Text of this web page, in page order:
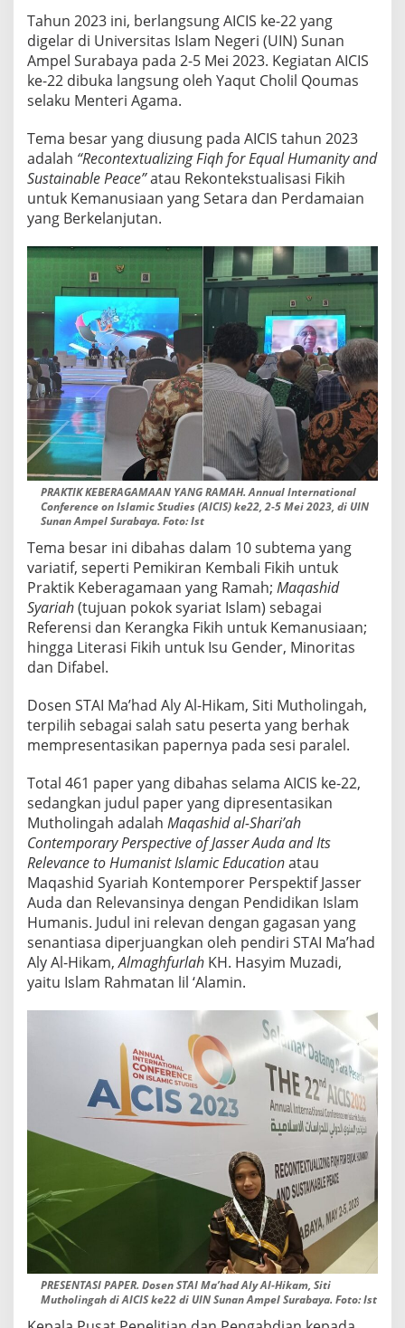
S
A
N
E
N
I
D
K
A
U
A
N
I
S
D
A
L
A
M
A
I
C
I
S
K
E
-
2
2
D
I
U
N
A
N
P
E
L
S
U
R
A
B
A
Y
A
Tahun 2023 ini, berlangsung AICIS ke-22 yang
digelar di Universitas Islam Negeri (UIN) Sunan
Ampel Surabaya pada 2-5 Mei 2023. Kegiatan AICIS
ke-22 dibuka langsung oleh Yaqut Cholil Qoumas
selaku Menteri Agama.
Tema besar yang diusung pada AICIS tahun 2023
adalah “Recontextualizing Fiqh for Equal Humanity and
Sustainable Peace”atau Rekontekstualisasi Fikih
untuk Kemanusiaan yang Setara dan Perdamaian
yang Berkelanjutan.
PRAKTIK KEBERAGAMAAN YANG RAMAH. Annual International
Conference on Islamic Studies (AICIS) ke22, 2-5 Mei 2023, di UIN
Sunan Ampel Surabaya. Foto: Ist
Tema besar ini dibahas dalam 10 subtema yang
variatif, seperti Pemikiran Kembali Fikih untuk
Praktik Keberagamaan yang Ramah; Maqashid
Syariah(tujuan pokok syariat Islam) sebagai
Referensi dan Kerangka Fikih untuk Kemanusiaan;
hingga Literasi Fikih untuk Isu Gender, Minoritas
dan Difabel.
Dosen STAI Ma’had Aly Al-Hikam, Siti Mutholingah,
terpilih sebagai salah satu peserta yang berhak
mempresentasikan papernya pada sesi paralel.
Total 461 paper yang dibahas selama AICIS ke-22,
sedangkan judul paper yang dipresentasikan
Mutholingah adalah Maqashid al-Shari’ah
Contemporary Perspective of Jasser Auda and Its
Relevance to Humanist Islamic Educationatau
Maqashid Syariah Kontemporer Perspektif Jasser
Auda dan Relevansinya dengan Pendidikan Islam
Humanis. Judul ini relevan dengan gagasan yang
senantiasa diperjuangkan oleh pendiri STAI Ma’had
Aly Al-Hikam,Almaghfurlah KH. Hasyim Muzadi,
yaitu Islam Rahmatan lil ‘Alamin.
PRESENTASI PAPER. Dosen STAI Ma’had Aly Al-Hikam, Siti
Mutholingah di AICIS ke22 di UIN Sunan Ampel Surabaya. Foto: Ist